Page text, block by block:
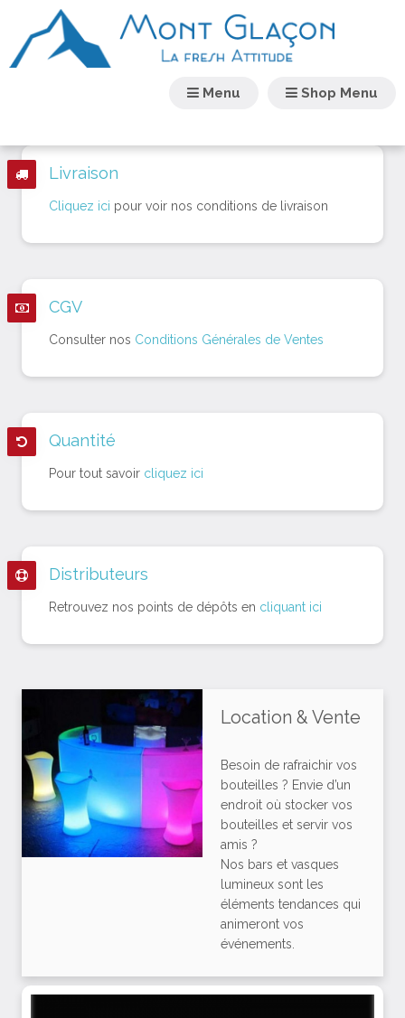
Shop Menu
Menu
Livraison
Cliquez ici pour voir nos conditions de livraison
CGV
Consulter nos Conditions Générales de Ventes
Quantité
Pour tout savoir cliquez ici
Distributeurs
Retrouvez nos points de dépôts en cliquant ici
Location & Vente
Besoin de rafraichir vos
bouteilles ? Envie d’un
endroit où stocker vos
bouteilles et servir vos
amis ?
Nos bars et vasques
lumineux sont les
éléments tendances qui
animeront vos
événements.